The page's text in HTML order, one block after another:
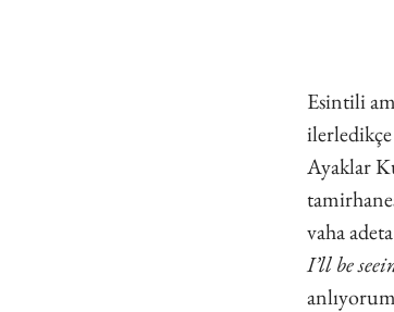
Esintili
Ayaklar
vaha
I’ll be